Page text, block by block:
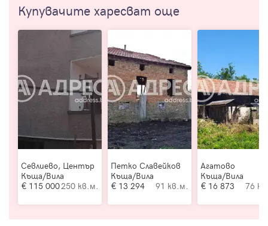
Купувачите харесват още
Севлиево, Център
Къща/Вила
115 000250 кв.м.
Петко Славейков
Къща/Вила
13 294
91 кв.м.
Агатово
Къща/Вила
16 873
76